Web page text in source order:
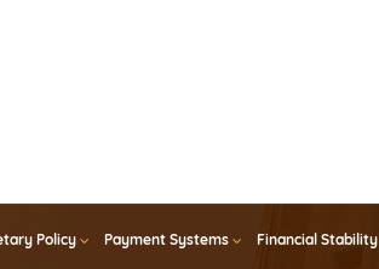
Policy Payment Systems Financial Stability